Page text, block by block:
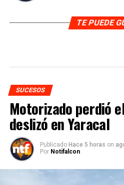
TE PUEDE
SUCESOS
Motorizado perdió
deslizó en Yaracal
Publicado Hace 5 horas on
Por Notifalcon